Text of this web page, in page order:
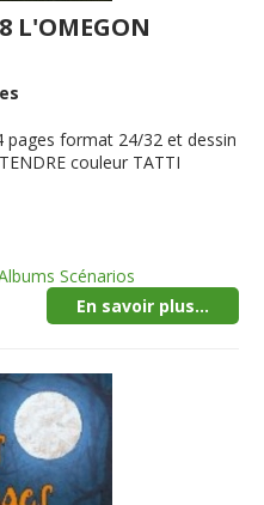
L'OMEGON
pages format 24/32 et dessin
couleur TATTI
Scénarios
En savoir plus...